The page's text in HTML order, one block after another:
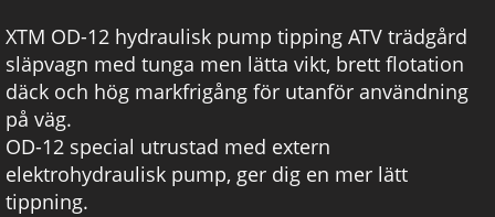
XTM OD-12 hydraulisk pump tipping ATV trädgård
släpvagn med tunga men lätta vikt, brett flotation
däck och hög markfrigång för utanför användning
på väg.
OD-12 special utrustad med extern
elektrohydraulisk pump, ger dig en mer lätt
tippning.